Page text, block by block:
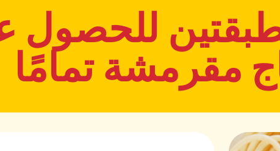
للحصول
مقرمشة تمامًا